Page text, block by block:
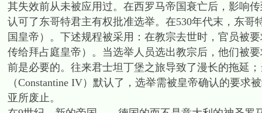
其失效前从未被应用过。在西罗马帝国衰亡后，影响
认可了东哥特君主有权批准选举。在530年代末，东
国皇帝）。下述规程被采用：在教宗去世时，官员被
传给拜占庭皇帝）。当选举人员选出教宗后，他们被
前是必要的。往来君士坦丁堡之旅导致了漫长的拖延
（Constantine IV）默认了，选举需被皇帝确认的要
亚所废止。